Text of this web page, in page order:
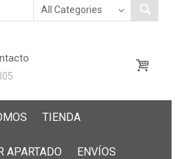
TIENDA
APARTADO ENVÍOS